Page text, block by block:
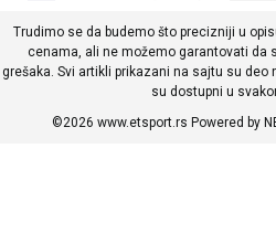
Trudimo se da budemo što precizniji u
cenama, ali ne možemo garantovati da
grešaka. Svi artikli prikazani na sajtu su deo
su dostupni u
©2026 www.etsport.rs Powered by